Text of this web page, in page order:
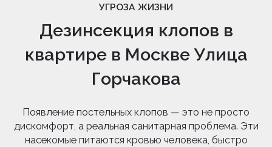
УГРОЗА ЖИЗНИ
Дезинсекция клопов в
квартире в Москве Улица
Горчакова
Появление постельных клопов — это не просто
дискомфорт, а реальная санитарная проблема. Эти
насекомые питаются кровью человека, быстро